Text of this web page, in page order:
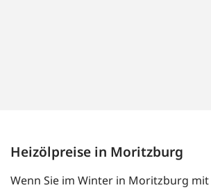
Heizölpreise in Moritzburg
Wenn Sie im Winter in Moritzburg mit